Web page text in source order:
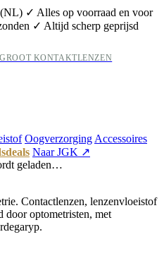
(NL) ✓ Alles op voorraad en voor
✓ Altijd scherp geprijsd
KONTAKTLENZEN
Oogverzorging Accessoires
Naar JGK ↗
geladen…
Contactlenzen, lenzenvloeistof
door optometristen, met